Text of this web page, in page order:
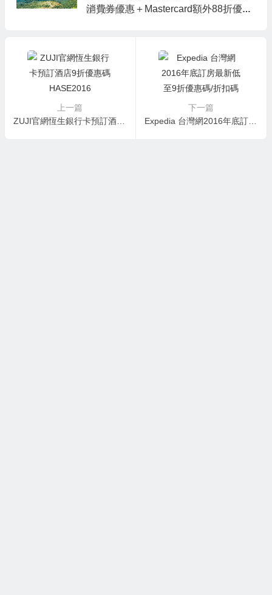
消費券優惠＋Mastercard額外88折優惠
08月09日
上一篇
ZUJI官網恆生銀行卡預訂酒店9折優惠碼 HASE2016
下一篇
Expedia 台灣網2016年底訂房最新低至9折優惠碼/折扣碼